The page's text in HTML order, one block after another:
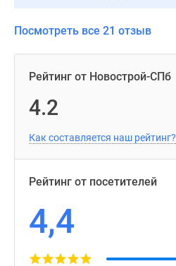
Посмотреть все 21 отзыв
Рейтинг от Новострой-СПб
4.2
Как составляется наш рейтинг?
Рейтинг от посетителей
4,4